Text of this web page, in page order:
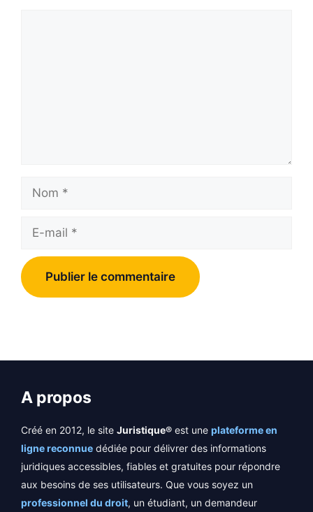
mail
A propos
Créé en 2012, le site Juristique® est une plateforme en
ligne reconnue dédiée pour délivrer des informations
juridiques accessibles, fiables et gratuites pour répondre
aux besoins de ses utilisateurs. Que vous soyez un
professionnel du droit, un étudiant, un demandeur